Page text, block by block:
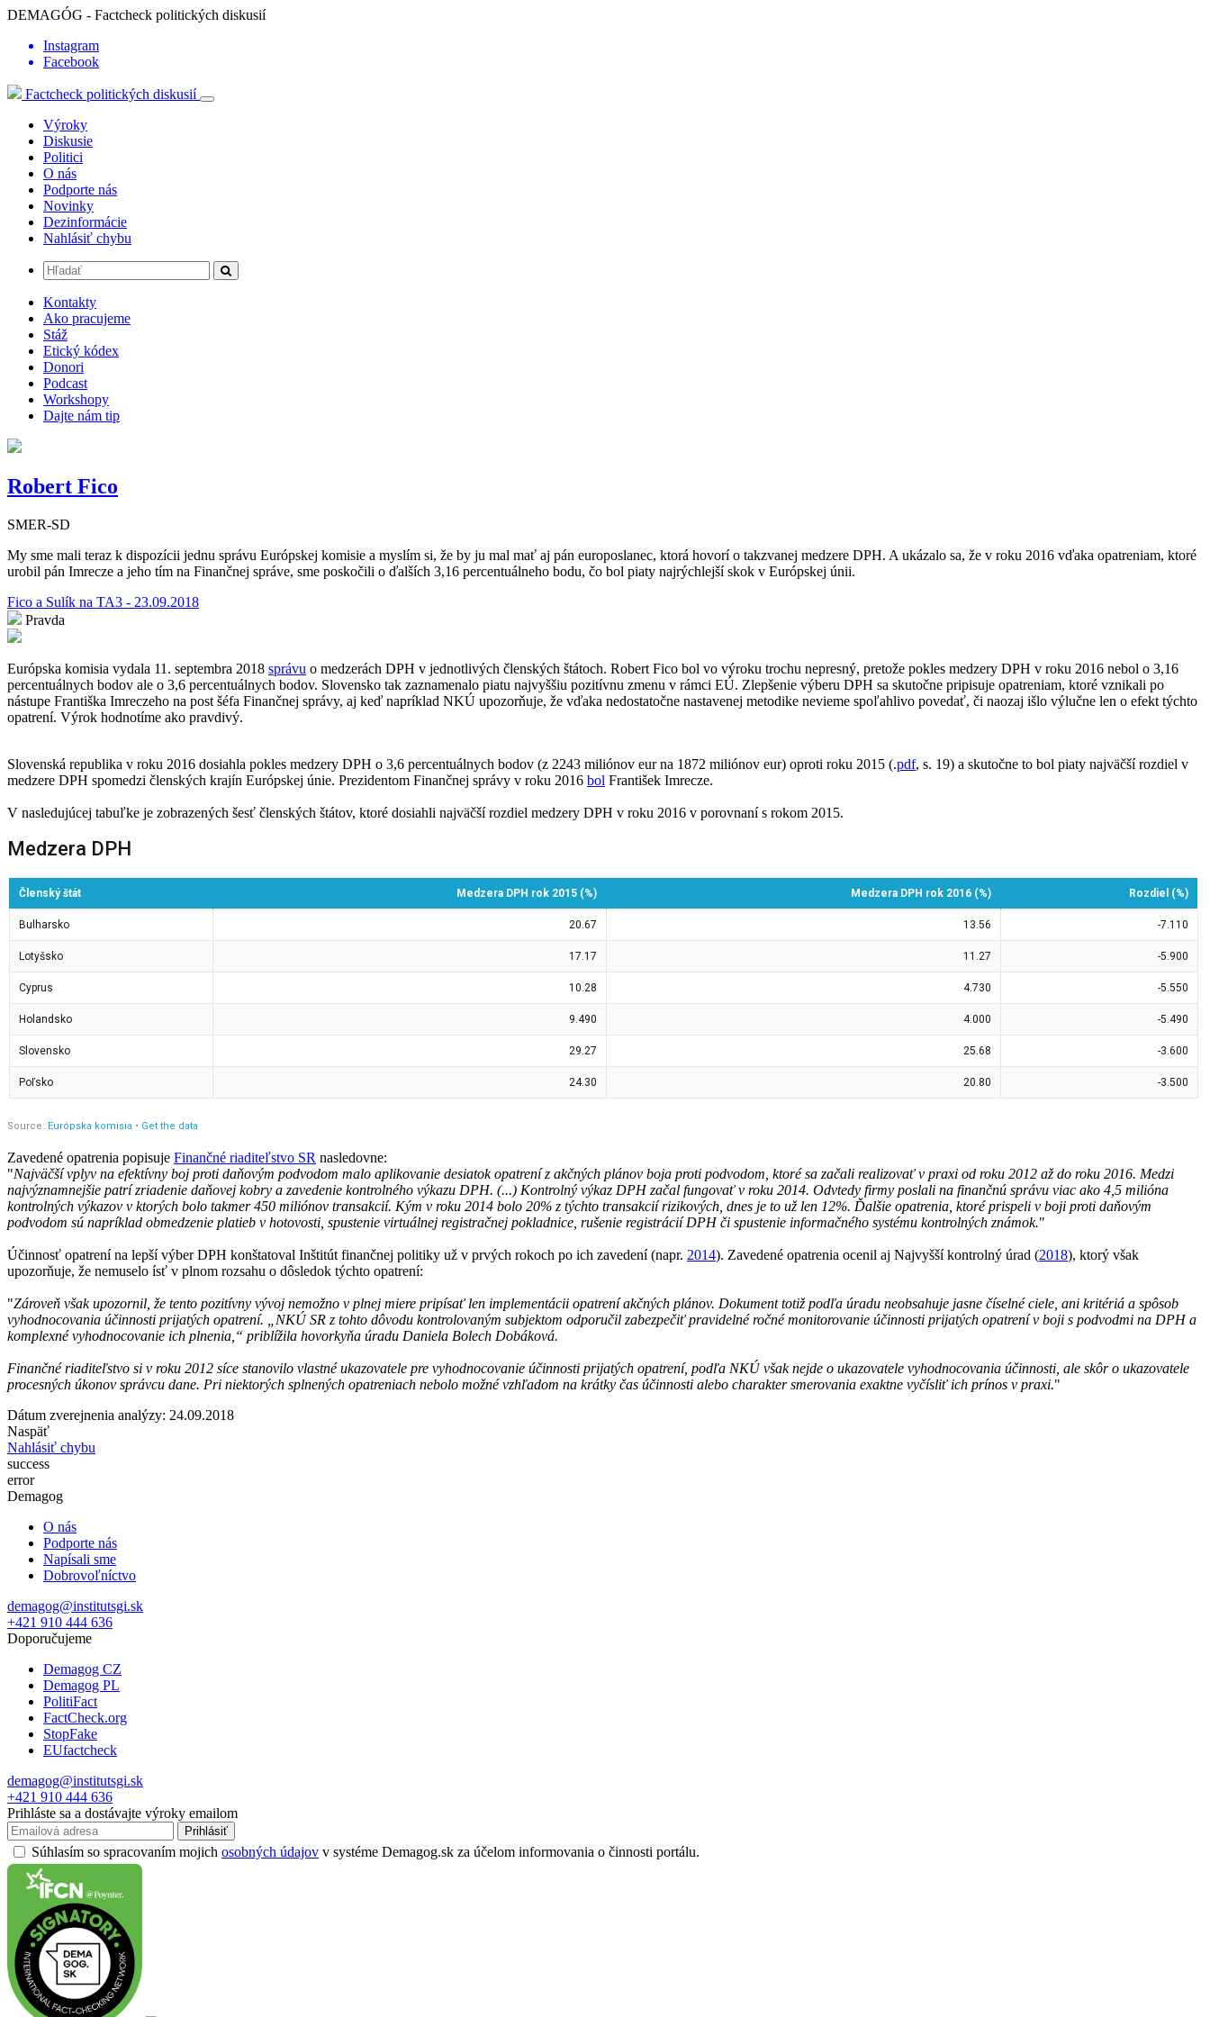
DEMAGÓG - Factcheck politických diskusií
Instagram
Facebook
Factcheck politických diskusií
Výroky
Diskusie
Politici
O nás
Podporte nás
Novinky
Dezinformácie
Nahlásiť chybu
Kontakty
Ako pracujeme
Stáž
Etický kódex
Donori
Podcast
Workshopy
Dajte nám tip
Robert Fico
SMER-SD
My sme mali teraz k dispozícii jednu správu Európskej komisie a myslím si, že by ju mal mať aj pán europoslanec, ktorá hovorí o takzvanej medzere DPH. A ukázalo sa, že v roku 2016 vďaka opatreniam, ktoré
urobil pán Imrecze a jeho tím na Finančnej správe, sme poskočili o ďalších 3,16 percentuálneho bodu, čo bol piaty najrýchlejší skok v Európskej únii.
Fico a Sulík na TA3 - 23.09.2018
Pravda
Európska komisia vydala 11. septembra 2018 správu o medzerách DPH v jednotlivých členských štátoch. Robert Fico bol vo výroku trochu nepresný, pretože pokles medzery DPH v roku 2016 nebol o 3,16
percentuálnych bodov ale o 3,6 percentuálnych bodov. Slovensko tak zaznamenalo piatu najvyššiu pozitívnu zmenu v rámci EÚ. Zlepšenie výberu DPH sa skutočne pripisuje opatreniam, ktoré vznikali po
nástupe Františka Imreczeho na post šéfa Finančnej správy, aj keď napríklad NKÚ upozorňuje, že vďaka nedostatočne nastavenej metodike nevieme spoľahlivo povedať, či naozaj išlo výlučne len o efekt týchto
opatrení. Výrok hodnotíme ako pravdivý.
Slovenská republika v roku 2016 dosiahla pokles medzery DPH o 3,6 percentuálnych bodov (z 2243 miliónov eur na 1872 miliónov eur) oproti roku 2015 (.pdf, s. 19) a skutočne to bol piaty najväčší rozdiel v
medzere DPH spomedzi členských krajín Európskej únie. Prezidentom Finančnej správy v roku 2016 bol František Imrecze.
V nasledujúcej tabuľke je zobrazených šesť členských štátov, ktoré dosiahli najväčší rozdiel medzery DPH v roku 2016 v porovnaní s rokom 2015.
Zavedené opatrenia popisuje Finančné riaditeľstvo SR nasledovne:
"Najväčší vplyv na efektívny boj proti daňovým podvodom malo aplikovanie desiatok opatrení z akčných plánov boja proti podvodom, ktoré sa začali realizovať v praxi od roku 2012 až do roku 2016. Medzi
najvýznamnejšie patrí zriadenie daňovej kobry a zavedenie kontrolného výkazu DPH. (...) Kontrolný výkaz DPH začal fungovať v roku 2014. Odvtedy firmy poslali na finančnú správu viac ako 4,5 milióna
kontrolných výkazov v ktorých bolo takmer 450 miliónov transakcií. Kým v roku 2014 bolo 20% z týchto transakcií rizikových, dnes je to už len 12%. Ďalšie opatrenia, ktoré prispeli v boji proti daňovým
podvodom sú napríklad obmedzenie platieb v hotovosti, spustenie virtuálnej registračnej pokladnice, rušenie registrácií DPH či spustenie informačného systému kontrolných známok."
Účinnosť opatrení na lepší výber DPH konštatoval Inštitút finančnej politiky už v prvých rokoch po ich zavedení (napr. 2014). Zavedené opatrenia ocenil aj Najvyšší kontrolný úrad (2018), ktorý však
upozorňuje, že nemuselo ísť v plnom rozsahu o dôsledok týchto opatrení:
"Zároveň však upozornil, že tento pozitívny vývoj nemožno v plnej miere pripísať len implementácii opatrení akčných plánov. Dokument totiž podľa úradu neobsahuje jasne číselné ciele, ani kritériá a spôsob
vyhodnocovania účinnosti prijatých opatrení. „NKÚ SR z tohto dôvodu kontrolovaným subjektom odporučil zabezpečiť pravidelné ročné monitorovanie účinnosti prijatých opatrení v boji s podvodmi na DPH a
komplexné vyhodnocovanie ich plnenia,“ priblížila hovorkyňa úradu Daniela Bolech Dobáková.
Finančné riaditeľstvo si v roku 2012 síce stanovilo vlastné ukazovatele pre vyhodnocovanie účinnosti prijatých opatrení, podľa NKÚ však nejde o ukazovatele vyhodnocovania účinnosti, ale skôr o ukazovatele
procesných úkonov správcu dane. Pri niektorých splnených opatreniach nebolo možné vzhľadom na krátky čas účinnosti alebo charakter smerovania exaktne vyčísliť ich prínos v praxi."
Dátum zverejnenia analýzy: 24.09.2018
Naspäť
Nahlásiť chybu
success
error
Demagog
O nás
Podporte nás
Napísali sme
Dobrovoľníctvo
demagog@institutsgi.sk
+421 910 444 636
Doporučujeme
Demagog CZ
Demagog PL
PolitiFact
FactCheck.org
StopFake
EUfactcheck
demagog@institutsgi.sk
+421 910 444 636
Prihláste sa a dostávajte výroky emailom
Prihlásiť
Súhlasím so spracovaním mojich osobných údajov v systéme Demagog.sk za účelom informovania o činnosti portálu.